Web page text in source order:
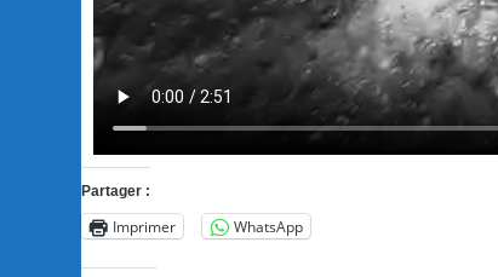
Partager :
Imprimer WhatsApp